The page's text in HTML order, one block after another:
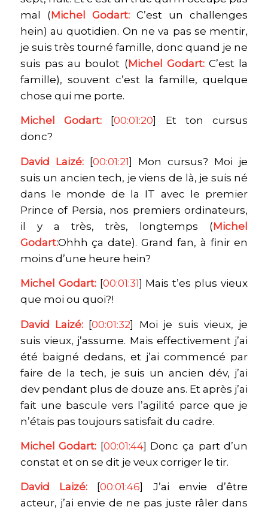
mal (Michel Godart:C’est un challenges
hein) au quotidien. On ne va pas se mentir,
je suis très tourné famille, donc quand je ne
suis pas au boulot (Michel Godart:C’est la
famille), souvent c’est la famille, quelque
chose qui me porte.
Michel Godart: [00:01:20] Et ton cursus
donc?
David Laizé: [00:01:21] Mon cursus? Moi je
suis un ancien tech, je viens de là, je suis né
dans le monde de la IT avec le premier
Prince of Persia, nos premiers ordinateurs,
il y a très, très, longtemps (Michel
Godart:Ohhh ça date). Grand fan, à finir en
moins d’une heure hein?
Michel Godart: [00:01:31] Mais t’es plus vieux
que moi ou quoi?!
David Laizé: [00:01:32] Moi je suis vieux, je
suis vieux, j’assume. Mais effectivement j’ai
été baigné dedans, et j’ai commencé par
faire de la tech, je suis un ancien dév, j’ai
dev pendant plus de douze ans. Et après j’ai
fait une bascule vers l’agilité parce que je
n’étais pas toujours satisfait du cadre.
Michel Godart: [00:01:44] Donc ça part d’un
constat et on se dit je veux corriger le tir.
David Laizé: [00:01:46] J’ai envie d’être
acteur, j’ai envie de ne pas juste râler dans